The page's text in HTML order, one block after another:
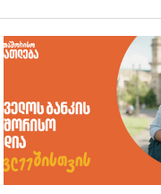
გადახედვა